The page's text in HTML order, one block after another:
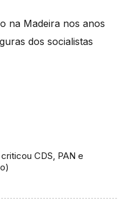
na Madeira nos anos
dos socialistas
CDS, PAN e